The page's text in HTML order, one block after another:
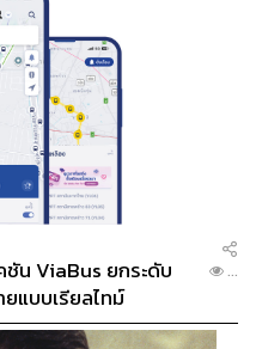
น ViaBus ยกระดับ
แบบเรียลไทม์
...